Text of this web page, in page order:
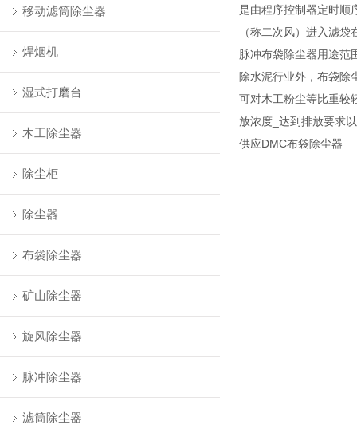
移动滤筒除尘器
焊烟机
湿式打磨台
木工除尘器
除尘柜
除尘器
布袋除尘器
矿山除尘器
旋风除尘器
脉冲除尘器
滤筒除尘器
是由程序控制器定时顺
（称二次风）进入滤
脉冲布袋除尘器用途范
除水泥行业外，布袋除
可对木工粉尘等比重较
放浓度_达到排放要求
供应DMC布袋除尘器